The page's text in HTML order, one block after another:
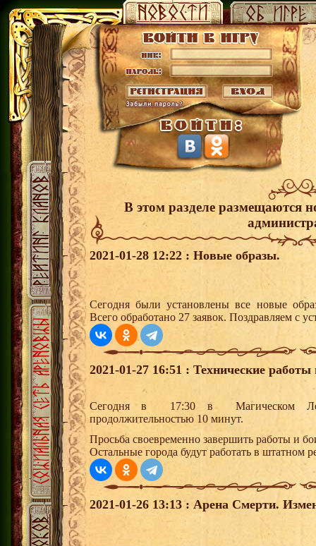
В этом разделе размещаются
2021-01-28 12:22 : Новые образы.
Сегодня были установлены все новые
Всего обработано 27 заявок. Поздравляем с
2021-01-27 16:51 : Технические
Сегодня в 17:30 в Магическом Лесу
продолжительностью 10 минут.
Просьба своевременно завершить работы и
Остальные города будут работать в штатном
2021-01-26 13:13 : Арена Смерти.